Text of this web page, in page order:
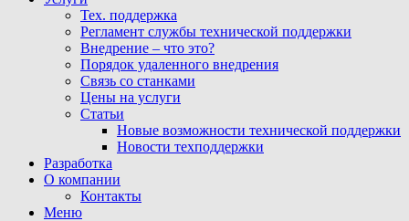
Тех. поддержка
Регламент службы технической поддержки
Внедрение – что это?
Порядок удаленного внедрения
Связь со станками
Цены на услуги
Статьи
Новые возможности технической поддержки
Новости техподдержки
Разработка
О компании
Контакты
Меню